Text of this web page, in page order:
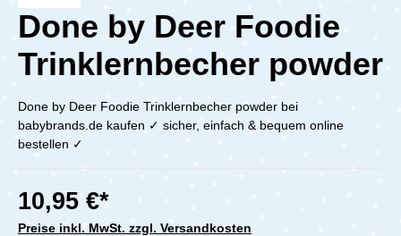
Done by Deer Foodie
Trinklernbecher powder
Done by Deer Foodie Trinklernbecher powder bei
babybrands.de kaufen ✓ sicher, einfach & bequem online
bestellen ✓
10,95 €*
Preise inkl. MwSt. zzgl. Versandkosten